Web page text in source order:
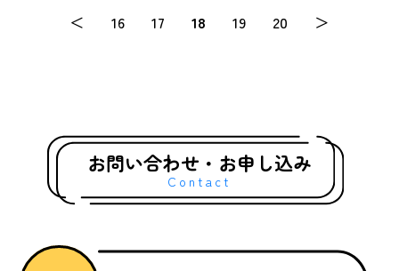
間40日の実施となり…
＜ 16 17 18 19 20 ＞
お問い合わせ・お申し込み
Contact